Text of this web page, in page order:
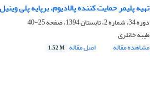
تهیه پلیمر حمایت کننده پالادیوم، برپایه پلی
دوره 34، شماره 2، تابستان 1394، صفحه
25-40
طیبه خانلری
مشاهده مقاله
اصل مقاله 1.52 M